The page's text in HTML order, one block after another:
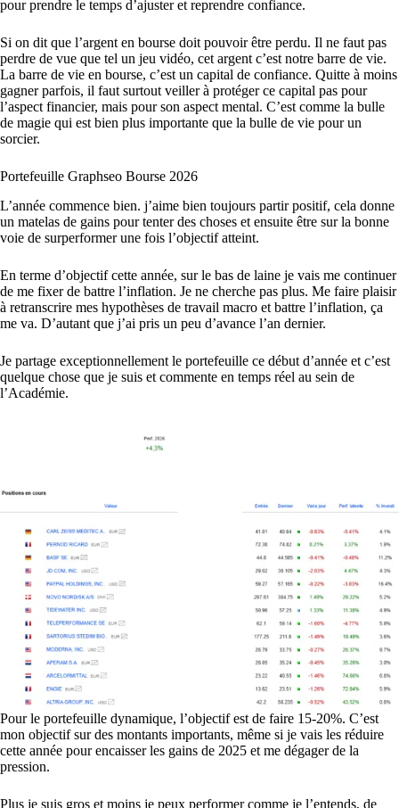
pour prendre le temps d’ajuster et reprendre confiance.
Si on dit que l’argent en bourse doit pouvoir être perdu. Il ne faut pas
perdre de vue que tel un jeu vidéo, cet argent c’est notre barre de vie.
La barre de vie en bourse, c’est un capital de confiance. Quitte à moins
gagner parfois, il faut surtout veiller à protéger ce capital pas pour
l’aspect financier, mais pour son aspect mental. C’est comme la bulle
de magie qui est bien plus importante que la bulle de vie pour un
sorcier.
Portefeuille Graphseo Bourse 2026
L’année commence bien. j’aime bien toujours partir positif, cela donne
un matelas de gains pour tenter des choses et ensuite être sur la bonne
voie de surperformer une fois l’objectif atteint.
En terme d’objectif cette année, sur le bas de laine je vais me continuer
de me fixer de battre l’inflation. Je ne cherche pas plus. Me faire plaisir
à retranscrire mes hypothèses de travail macro et battre l’inflation, ça
me va. D’autant que j’ai pris un peu d’avance l’an dernier.
Je partage exceptionnellement le portefeuille ce début d’année et c’est
quelque chose que je suis et commente en temps réel au sein de
l’Académie.
Pour le portefeuille dynamique, l’objectif est de faire 15-20%. C’est
mon objectif sur des montants importants, même si je vais les réduire
cette année pour encaisser les gains de 2025 et me dégager de la
pression.
Plus je suis gros et moins je peux performer comme je l’entends, de